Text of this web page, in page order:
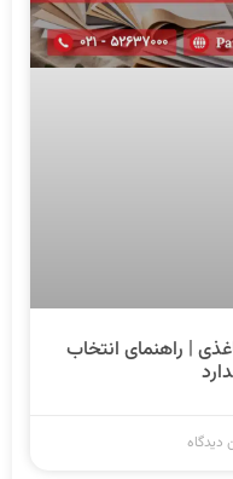
| راهنمای انتخاب
دیدگاه